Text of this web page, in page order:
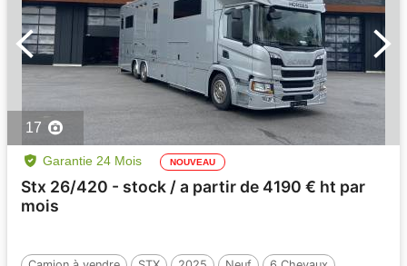
17
Garantie 24 Mois NOUVEAU
Stx 26/420 - stock / a partir de 4190 € ht par
mois